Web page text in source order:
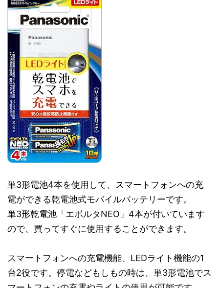
単3形電池4本を使用して、スマートフォンへの充
電ができる乾電池式モバイルバッテリーです。
単3形乾電池「エボルタNEO」4本が付いています
ので、買ってすぐに使用することができます。
スマートフォンへの充電機能、LEDライト機能の1
台2役です。停電などもしもの時は、単3形電池でス